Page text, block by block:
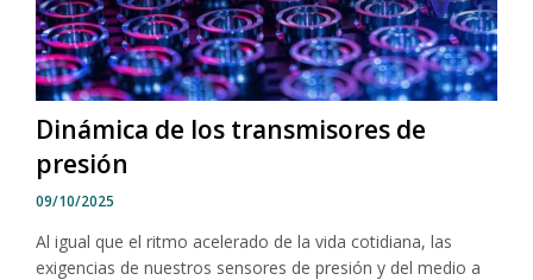
Dinámica de los transmisores de
presión
09/10/2025
Al igual que el ritmo acelerado de la vida cotidiana, las
exigencias de nuestros sensores de presión y del medio a